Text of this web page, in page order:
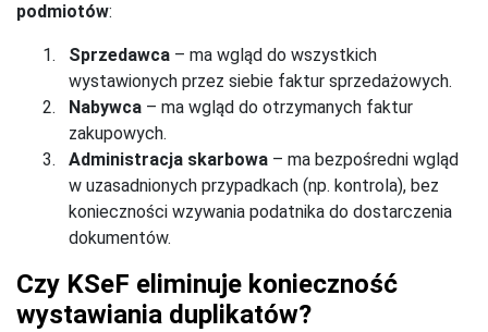
podmiotów:
Sprzedawca – ma wgląd do wszystkich
wystawionych przez siebie faktur sprzedażowych.
Nabywca – ma wgląd do otrzymanych faktur
zakupowych.
Administracja skarbowa – ma bezpośredni wgląd
w uzasadnionych przypadkach (np. kontrola), bez
konieczności wzywania podatnika do dostarczenia
dokumentów.
Czy KSeF eliminuje konieczność
wystawiania duplikatów?